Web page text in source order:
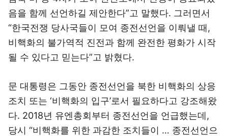
음을 함께 선언하길 제안한다”고 말했다. 그러면서
“한국전쟁 당사국들이 모여 종전선언을 이뤄낼 때,
비핵화의 불가역적 진전과 함께 완전한 평화가 시작
될 수 있다고 믿는다”고 밝혔다.
문 대통령은 그동안 종전선언을 북한 비핵화의 상응
조치 또는 ‘비핵화의 입구’로서 필요하다고 강조해왔
다. 2018년 유엔총회부터 종전선언을 언급했는데,
당시 “비핵화를 위한 과감한 조치들이 … 종전선언으